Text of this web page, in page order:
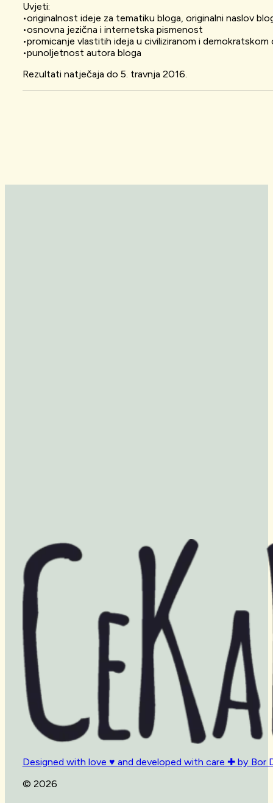
Uvjeti:
•originalnost ideje za tematiku bloga, originalni naslov
•osnovna jezična i internetska pismenost
•promicanje vlastitih ideja u civiliziranom i demokratskom
•punoljetnost autora bloga
Rezultati natječaja do 5. travnja 2016.
Designed with love ♥ and developed with care ✚ by Bor
© 2026